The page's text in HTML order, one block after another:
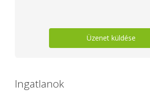
Üzenet küldése
Ingatlanok